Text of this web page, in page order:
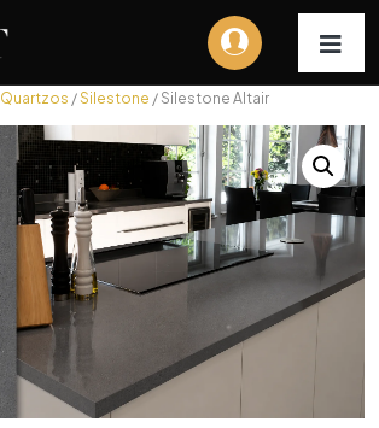
Quartzos /Silestone / Silestone Altair